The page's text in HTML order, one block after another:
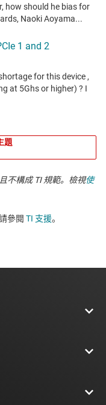
題
不構成 TI 規範。檢視使
參閱 TI 支援。​​​​​​​​​​​​​​